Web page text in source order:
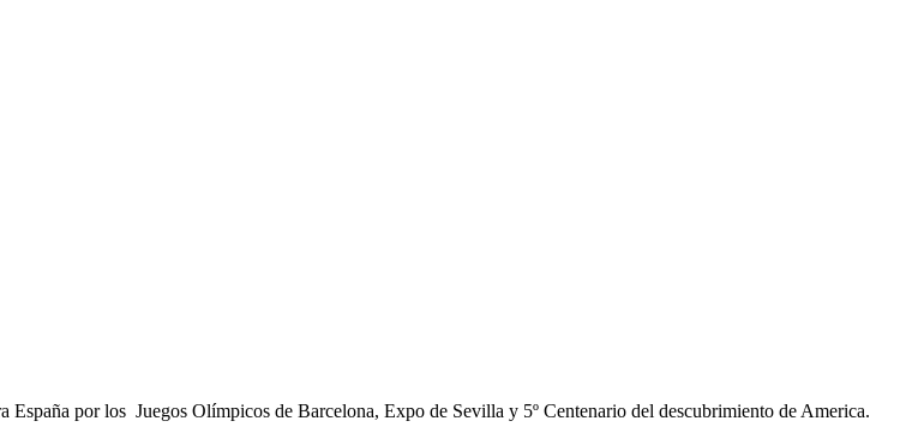
por los Juegos Olímpicos de Barcelona, Expo de Sevilla y 5º Centenario del descubrimiento de America.